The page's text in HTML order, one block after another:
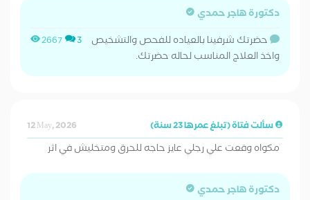
دكتورة هاجر حمدي
2667 3
حضرتك شرفينا بالعياده للفحص والتشخيص
واخذ العلاج المناسب لحاله حضرتك.
سألت فتاة (تبلغ عمرها 23 سنة) 12 May, 2026
مكواه وقعت علي رجلي عايز حاجه للحرق ومتخليش في اثر
دكتورة هاجر حمدي